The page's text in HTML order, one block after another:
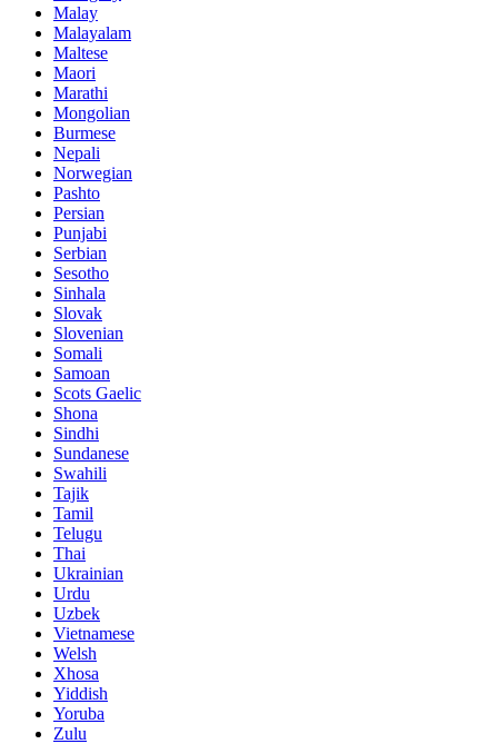
Malay
Malayalam
Maltese
Maori
Marathi
Mongolian
Burmese
Nepali
Norwegian
Pashto
Persian
Punjabi
Serbian
Sesotho
Sinhala
Slovak
Slovenian
Somali
Samoan
Scots Gaelic
Shona
Sindhi
Sundanese
Swahili
Tajik
Tamil
Telugu
Thai
Ukrainian
Urdu
Uzbek
Vietnamese
Welsh
Xhosa
Yiddish
Yoruba
Zulu